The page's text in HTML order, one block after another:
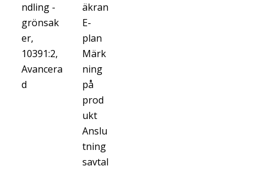
ndling -
grönsak
er,
10391:2,
Avancera
d
äkran
E-
plan
Märk
ning
på
prod
ukt
Anslu
tning
savtal